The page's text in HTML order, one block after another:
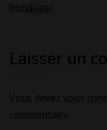
bondage/
Laisser un
Vous devez vous
commentaire.